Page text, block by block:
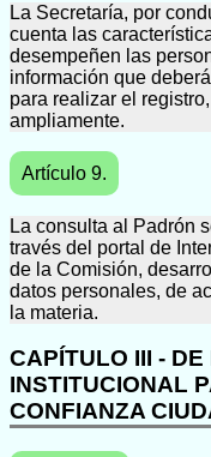
La Secretaría, por
cuenta las
desempeñen las
información que
para realizar el
ampliamente.
Artículo 9.
La consulta al Padrón
través del portal de
de la Comisión,
datos personales, de
la materia.
CAPÍTULO III -
INSTITUCIONAL
CONFIANZA